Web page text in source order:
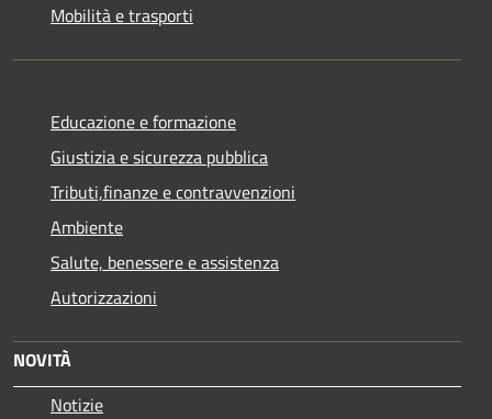
Mobilità e trasporti
Educazione e formazione
Giustizia e sicurezza pubblica
Tributi,finanze e contravvenzioni
Ambiente
Salute, benessere e assistenza
Autorizzazioni
NOVITÀ
Notizie